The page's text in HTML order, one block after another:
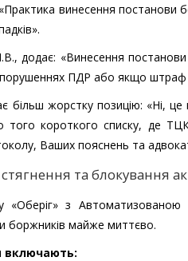
винесення постанови
додає: «Винесення
ПДР або якщо штраф
жорстку позицію: «Ні, це
того короткого списку, де
Ваших пояснень та
та блокування
«Оберіг» з
боржників майже миттєво.
включають: